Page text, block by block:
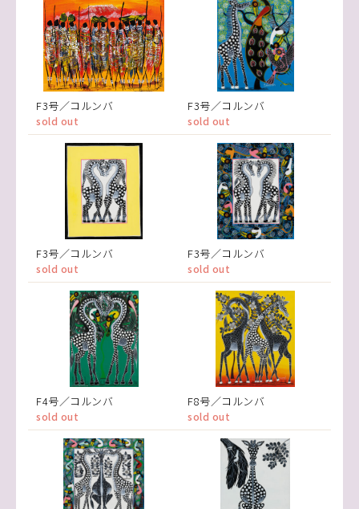
F3号／コルンバ
sold out
F3号／コルンバ
sold out
F3号／コルンバ
sold out
F3号／コルンバ
sold out
F4号／コルンバ
sold out
F8号／コルンバ
sold out